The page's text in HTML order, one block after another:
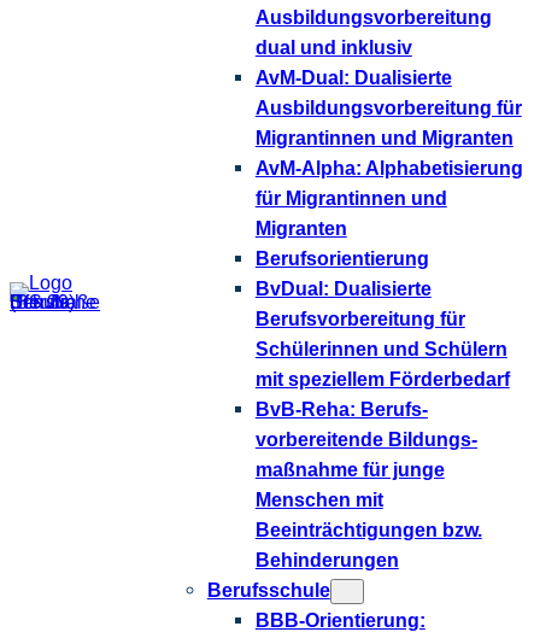
Ausbildungsvorbereitung
dual und inklusiv
AvM-Dual: Dualisierte
Ausbildungsvorbereitung für
Migrantinnen und Migranten
AvM-Alpha: Alphabetisierung
für Migrantinnen und
Migranten
Berufsorientierung
BvDual: Dualisierte
Berufsvorbereitung für
Schülerinnen und Schülern
mit speziellem Förderbedarf
BvB-Reha: Berufs­
vorbereitende Bildungs­­
maßnahme für junge
Menschen mit
Beeinträchtigungen bzw.
Behinderungen
Berufsschule
BBB-Orientierung: